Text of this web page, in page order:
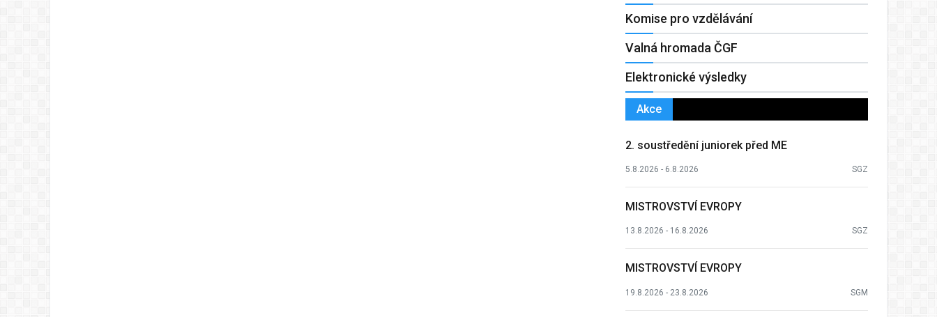
Komise pro vzdělávání
Valná hromada ČGF
Elektronické výsledky
Akce
2. soustředění juniorek před ME
5.8.2026 - 6.8.2026 SGZ
MISTROVSTVÍ EVROPY
13.8.2026 - 16.8.2026 SGZ
MISTROVSTVÍ EVROPY
19.8.2026 - 23.8.2026 SGM